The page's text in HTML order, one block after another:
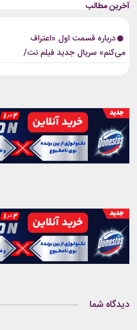
(Amiri)، متعلق به طراح آمریکاییِ ایرانی‌تبار،
است که در تمام این اوت‌فیت‌ها دیده...
درباره قسمت اول «اعتراف
می‌کنم» سریال جدید فیلم نت/
پرونده های راکد پلیسی باز می‌شود
دیدگاه شما